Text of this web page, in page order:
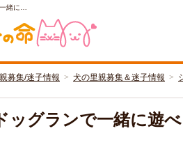
緒に…
募集/迷子情報 犬の里親募集＆迷子情報
ドッグランで一緒に遊べ